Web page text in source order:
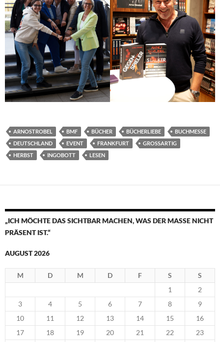
ARNOSTROBEL BMF BÜCHER BÜCHERLIEBE
BUCHMESSE
DEUTSCHLAND
EVENT FRANKFURT
GROSSARTIG
HERBST
INGOBOTT LESEN
„ICH MÖCHTE DAS SICHTBAR MACHEN, WAS DER MASSE NICHT
PRÄSENT IST.“
AUGUST 2026
M D M D F S
S
1
2
3
4 5 6 7 8
9
10
11 12 13 14 15
16
17
18 19 20 21 22
23